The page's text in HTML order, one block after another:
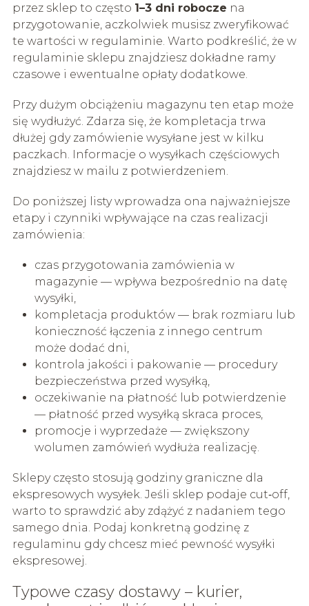
przez sklep to często 1–3 dni robocze na
przygotowanie, aczkolwiek musisz zweryfikować
te wartości w regulaminie. Warto podkreślić, że w
regulaminie sklepu znajdziesz dokładne ramy
czasowe i ewentualne opłaty dodatkowe.
Przy dużym obciążeniu magazynu ten etap może
się wydłużyć. Zdarza się, że kompletacja trwa
dłużej gdy zamówienie wysyłane jest w kilku
paczkach. Informacje o wysyłkach częściowych
znajdziesz w mailu z potwierdzeniem.
Do poniższej listy wprowadza ona najważniejsze
etapy i czynniki wpływające na czas realizacji
zamówienia:
czas przygotowania zamówienia w
magazynie — wpływa bezpośrednio na datę
wysyłki,
kompletacja produktów — brak rozmiaru lub
konieczność łączenia z innego centrum
może dodać dni,
kontrola jakości i pakowanie — procedury
bezpieczeństwa przed wysyłką,
oczekiwanie na płatność lub potwierdzenie
— płatność przed wysyłką skraca proces,
promocje i wyprzedaże — zwiększony
wolumen zamówień wydłuża realizację.
Sklepy często stosują godziny graniczne dla
ekspresowych wysyłek. Jeśli sklep podaje cut‑off,
warto to sprawdzić aby zdążyć z nadaniem tego
samego dnia. Podaj konkretną godzinę z
regulaminu gdy chcesz mieć pewność wysyłki
ekspresowej.
Typowe czasy dostawy – kurier,